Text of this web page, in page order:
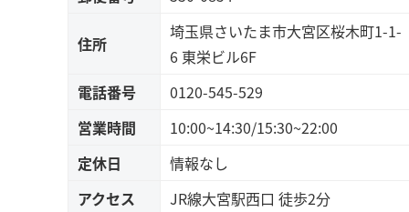
住所
埼玉県さいたま市大宮区桜木町1-1-
6 東栄ビル6F
電話番号
0120-545-529
営業時間
10:00~14:30/15:30~22:00
定休日
情報なし
アクセス
JR線大宮駅西口 徒歩2分